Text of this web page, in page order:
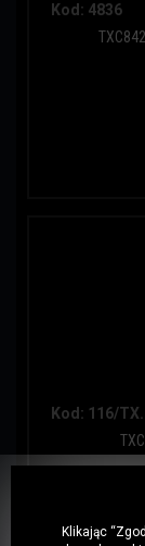
Kod: 4836
Kod: 116/TX.
Klikając